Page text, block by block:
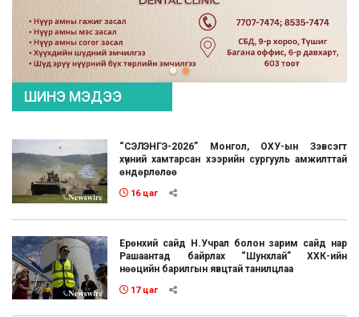
ШИНЭ МЭДЭЭ
“СЭЛЭНГЭ-2026” Монгол, ОХУ-ын Зэвсэгт
хүчний хамтарсан хээрийн сургууль амжилттай
өндөрлөлөө
16 цаг
Ерөнхий сайд Н.Учрал болон зарим сайд нар
Рашаантад байрлах “Шунхлай” ХХК-ийн
нөөцийн барилгын явцтай танилцлаа
17 цаг